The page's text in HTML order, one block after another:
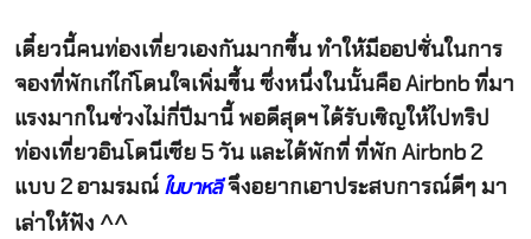
เดี๋ยวนี้คนท่องเที่ยวเองกันมากขึ้น ทำให้มีออปชั่นในการ
จองที่พักเก๋ไก๋โดนใจเพิ่มขึ้น ซึ่งหนึ่งในนั้นคือ Airbnb ที่มา
แรงมากในช่วงไม่กี่ปีมานี้ พอดีสุดฯ ได้รับเชิญให้ไปทริป
ท่องเที่ยวอินโดนีเซีย 5 วัน และได้พักที่ ที่พัก Airbnb 2
แบบ 2 อามรมณ์ ในบาหลี จึงอยากเอาประสบการณ์ดีๆ มา
เล่าให้ฟัง ^^